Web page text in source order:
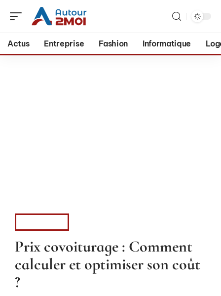
Actus Entreprise Fashion Informatique
Prix covoiturage : Comment
calculer et optimiser son coût
?